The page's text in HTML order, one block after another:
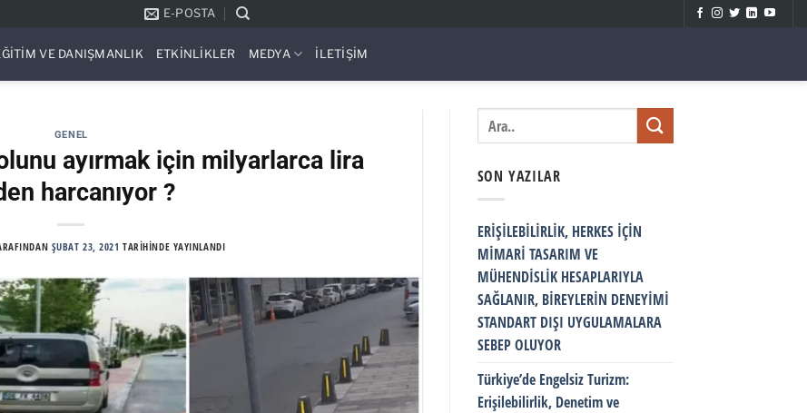
E-POSTA
VE DANIŞMANLIK ETKINLIKLER MEDYA İLETIŞIM
GENEL
ayırmak için milyarlarca lira
harcanıyor ?
ŞUBAT 23, 2021 TARIHINDE YAYINLANDI
SON YAZILAR
ERİŞİLEBİLİRLİK, HERKES İÇİN
MİMARİ TASARIM VE
MÜHENDİSLİK HESAPLARIYLA
SAĞLANIR, BİREYLERİN DENEYİMİ
STANDART DIŞI UYGULAMALARA
SEBEP OLUYOR
Türkiye’de Engelsiz Turizm:
Erişilebilirlik, Denetim ve